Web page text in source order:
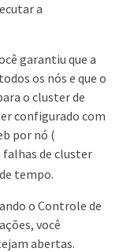
a
garantiu que a
os nós e que o
o cluster de
configurado com
por nó (
falhas de cluster
tempo.
o Controle de
você
abertas.